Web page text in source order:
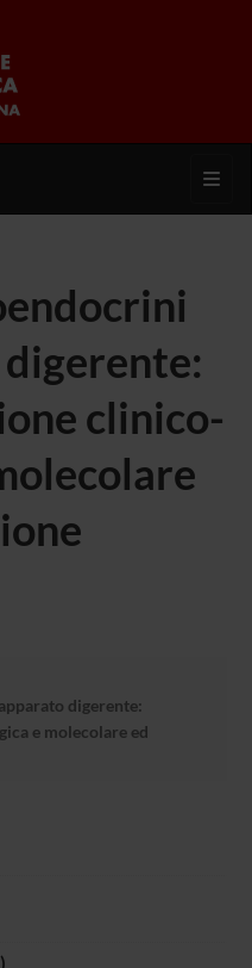
clinico-
digerente:
e molecolare ed